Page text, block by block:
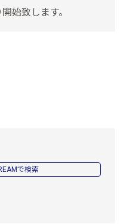
始致します。
で検索